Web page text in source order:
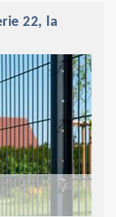
22, la